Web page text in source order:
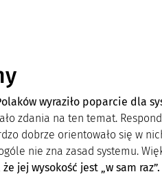
wyraziło poparcie dla
zdania na ten temat.
dobrze orientowało się w
nie zna zasad systemu.
że jej wysokość jest „w sam raz”.